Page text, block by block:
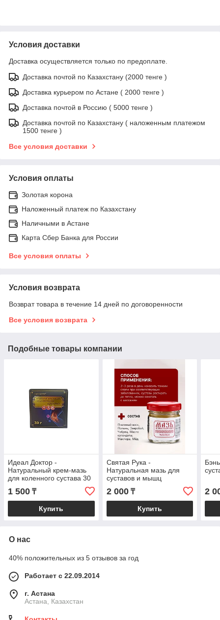
Условия доставки
Доставка осуществляется только по предоплате.
Доставка почтой по Казахстану (2000 тенге )
Доставка курьером по Астане ( 2000 тенге )
Доставка почтой в Россию ( 5000 тенге )
Доставка почтой по Казахстану ( наложенным платежом
1500 тенге )
Все условия доставки
Условия оплаты
Золотая корона
Наложенный платеж по Казахстану
Наличными в Астане
Карта Сбер Банка для России
Все условия оплаты
Условия возврата
Возврат товара в течение 14 дней по договоренности
Все условия возврата
Подобные товары компании
Идеал Доктор -
Натуральный крем-мазь
для коленного сустава 30
1 500 ₸
Купить
Святая Рука -
Натуральная мазь для
суставов и мышц
Маклюра, «Святая рука»,
30 мл
2 000₸
Купить
2
О нас
40% положительных из 5 отзывов за год
Работает с 22.09.2014
г. Астана
Астана, Казахстан